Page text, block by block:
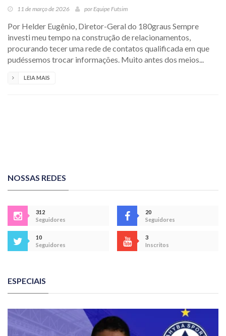
11 de março de 2026 porEquipe Futsim
Por Helder Eugênio, Diretor-Geral do 180graus Sempre
investi meu tempo na construção de relacionamentos,
procurando tecer uma rede de contatos qualificada em que
pudéssemos trocar informações. Muito antes dos meios...
LEIA MAIS
NOSSAS REDES
312
Seguidores
20
Seguidores
10
Seguidores
3
Inscritos
ESPECIAIS